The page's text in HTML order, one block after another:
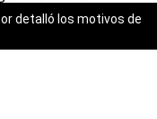
detalló los motivos de